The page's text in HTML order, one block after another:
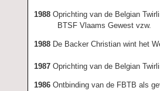
1988 Oprichting van de Belgian
BTSF Vlaams Gewest vzw.
1988 De Backer Christian wint het
1987 Oprichting van de Belgian
1986 Ontbinding van de FBTB als